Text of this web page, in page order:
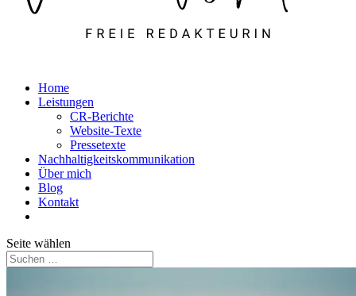
Home
Leistungen
CR-Berichte
Website-Texte
Pressetexte
Nachhaltigkeitskommunikation
Über mich
Blog
Kontakt
Seite wählen